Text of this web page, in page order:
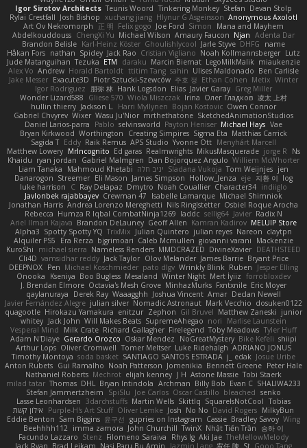
Igor Sirotov Architects Teunis Woord Tinkering Monkey Stefan Devan Stolp
Rylai Crestfall Josh Bishop xuchang jiang Hlynur G Asgeirsson Anonymous Axolotl
Art Ov Nekromorph
正 明 Felix gogo Joe Ford Simon
Mana and Mayhem
Abdelkouddouss ChengXi Yu Michael Wilson Amaury Faucon Njan Adenta Dar
Brandon Belisle Karl-Heinz Köster Ghoulishlycool Jarle Styve DHFG
name
Håkan Fors nathan Spidey Jack Rao Cristian Vigliano Noah Kollmannsberger Lutz
Jude Matanguihan Tezuka ETM daraku Marcin Biernat LegoMilkMalik miaukenzie
Alex Vo Andrew Horald Bartoldt ttitim Tang sahin Ulises Maldonado Ben Carlisle
Jake Messer Exacute3D Piotr Sztucki-Szewców 주호 정 Ethan Cohen Metix Winter
Igor Rodriguez
朋弥 林 Hank Logsdon Elias Javier Garay Greg Miller
Wonder Lizard588
Gliese 570 Wiola Miszczak Irina Олег Гладков 凌太 上村
hullin thierry Jackson L. Harri Myllynen Bojan Kostovic Owen Connor
Gabriel Chvyrev Wixer Wasu Ju'Nior mrthethatone SketchedAnimationStudios
Daniel Larios-parra
Pablo selvinsworld Payton Heniser Michael Hays Vae
Bryan Kirkwood Worthington Creating Simpires Sigma Eta Matthias Carrick
Sagida T Eddy Raik Remus APS Studio Yvonne Ott Menyhárt Marcell
Matthew Lowery MrIncognito Ed garas Realmwrights MikusMasquerade jorge R
Ns
Khaidu ryan jordan Gabriel Malmgren Dan Bojorquez Angulo Williem McWhorter
Liam Tanaka
Mahmoud Khetabi יניב חלה Sladana Vukoja Tom Weijnjes jen
Danarogon Streemer Eli Mason James Simpson Hollow_Jenza eje 지환 이 log
luke harrison
C Ray Delapaz Dmytro Noah Couallier Character34 indiiglo
Javlonbek rajabbayev Crewman 47 Isabelle Lamarque Michael Shimniok
Jonathan Harris Andrea Lorenzo Mereghetti Nils Ringlstetter Osbiel Roque Arocha
Rebecca Humza R Iqbal CombatNinja1269 laddc sellig64 Javier Radix N
Ariel Ilmari Kajava Brandon DeLauney Geoff Allen Kamran Kadirov MELUIP Store
Alpha3 Spotty Spotty YQ TrixMix Julian Quintero julian reyes Nareon claytpn
Alquiler PS5
Era Rerza bjgrimoari Caleb Mcmullen giovanni varani
Mackenzie
KuroShi
michael sierra Nameless Renders MMDCRAZED DivineXavier DEATHSTEED
Cli4D vamsidhar reddy Jack Taylor Olov Melander James Barrie Bryant Price
DEEPNOX Pen Michael Koschmieder pato dlgv Wrinkly Blink Ruben
Jesper Elling
Onooka
Kseniya Boo Bugless Mesaland Winter Night Mert İyiiz forrobloxdev
J. Brendan Elmore Octavia's Mesh Grove MinhazMurks Fxntxnile Eric Moyer
qaylanuraya
Derek Ray Waaagghh Joshua Vincent Amar Declan Newell
Javier Fernández Alegre julian silver Nomadic Astronaut Mark Vecchio dosuken0122
quagootle Hirokazu Yamakura enitzur Zephon Gil Bruvel Matthew Zaneski junior
whitey Jack John Will Makes Beats SupremeAhegao nori
Marlise Launstein
Vesperal Mind
Milk Crate Richard Gallagher Firelegend Toby Meadows Tyler Huff
Adam N'Diaye Gerardo Orozco Oskar Mendez NoGreatMystery Bike Kefeli shiipi
Arthur Lops Oliver Cromwell Tomer Meltser Luke Ridehalgh ADRIANO JONUS
Timothy Montoya soda basket SANTIAGO SANTOS ESTRADA j_ edak Josue Uribe
Anton Rubets Gui Ramalho Noah Patterson Jomenikia Bennett Greene Peter Hale
Nathaniel Roberts Mechrot elijah kenney J H Astone Massie Tobi Staerk
milad tatar Thomas DHL Bryan Intindola Archman Billy Bob Evan C SHALIWA233
Stefan Jammertzheim
SpiSlu Joe Carlos Oscar Castillo bleached senko
Lasse Leonhardsen 3darchstuffs Martin Wells Skittlq SquareIsNotCool Tobias
אילון קשת
Purple-H's Art Stuff Oliver Lemke Josh No No David Rogers MilkyBun
Eddie Benton Sam Biggins 윤구선 gupries on Instagram Cassie Bradley Savoy Wing
Beehhhh112 imma zamora John Churchill TwinX Nhật Tiến Trần
승하 이
Facundo Lazzaro Stenz Filomeno Saraiva Rhys lg Aki Jae TheMellowMelody
Jack Ryan Brad Leikam Nasi Paru Bu Amin Jazmin Lang 宥任 陳 St Gooo Tang